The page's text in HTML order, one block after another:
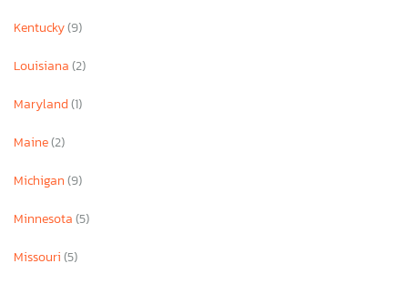
Kentucky(9)
Louisiana(2)
Maryland(1)
Maine(2)
Michigan(9)
Minnesota(5)
Missouri(5)